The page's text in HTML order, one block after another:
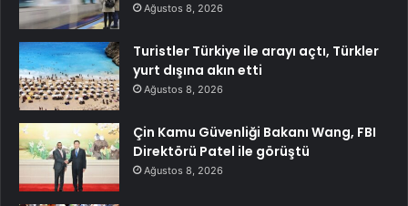
Ağustos 8, 2026
Turistler Türkiye ile arayı açtı, Türkler
yurt dışına akın etti
Ağustos 8, 2026
Çin Kamu Güvenliği Bakanı Wang, FBI
Direktörü Patel ile görüştü
Ağustos 8, 2026